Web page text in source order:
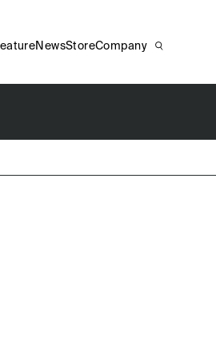
NewsStoreCompany